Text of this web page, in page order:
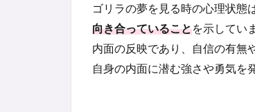
ゴリラの夢を見る時の心理状態
向き合っていることを示してい
内面の反映であり、自信の有無
自身の内面に潜む強さや勇気を